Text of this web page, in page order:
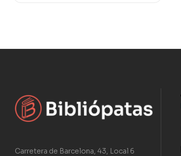
Carretera de Barcelona, 43, Local 6